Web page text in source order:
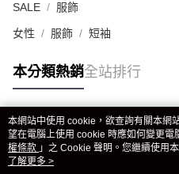
SALE 服飾
女性 服飾 短袖
本分類熱銷全站排行
熱門標籤
本網站中使用 cookie，欲查詢有關本網
望在電腦上使用 cookie 時應如何變更電
權條款 」之 Cookie 聲明。您繼續使用
用條款之 Cookie 聲明使用 cookie。
了解更多 >